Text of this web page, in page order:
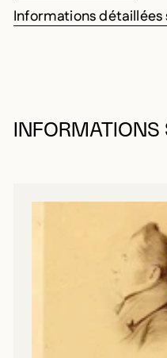
Informations détaillées
INFORMATIONS